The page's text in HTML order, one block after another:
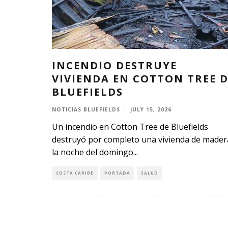
INCENDIO DESTRUYE
VIVIENDA EN COTTON TREE
BLUEFIELDS
NOTICIAS BLUEFIELDS · JULY 15, 2026
Un incendio en Cotton Tree de Bluefields
destruyó por completo una vivienda de
la noche del domingo...
COSTA CARIBE PORTADA SALUD